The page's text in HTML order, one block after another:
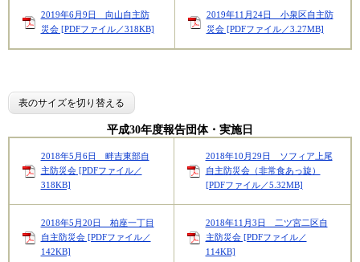
2019年6月9日 向山自主防
災会 [PDFファイル／318KB]
2019年11月24日 小泉区自主防
災会 [PDFファイル／3.27MB]
表のサイズを切り替える
平成30年度報告団体・実施日
2018年5月6日 畔吉東部自
主防災会 [PDFファイル／
318KB]
2018年10月29日 ソフィア上尾
自主防災会（非常食あっ旋）
[PDFファイル／5.32MB]
2018年5月20日 柏座一丁目
自主防災会 [PDFファイル／
142KB]
2018年11月3日 二ツ宮二区自
主防災会 [PDFファイル／
114KB]